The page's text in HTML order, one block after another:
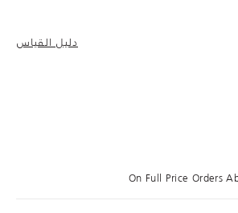
دليل القياس
On Full Price Orders